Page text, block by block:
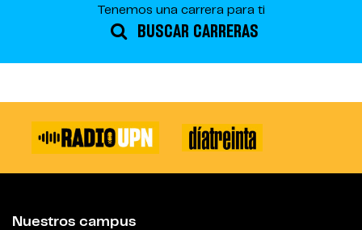
Tenemos una carrera para ti
BUSCAR CARRERAS
Nuestros campus